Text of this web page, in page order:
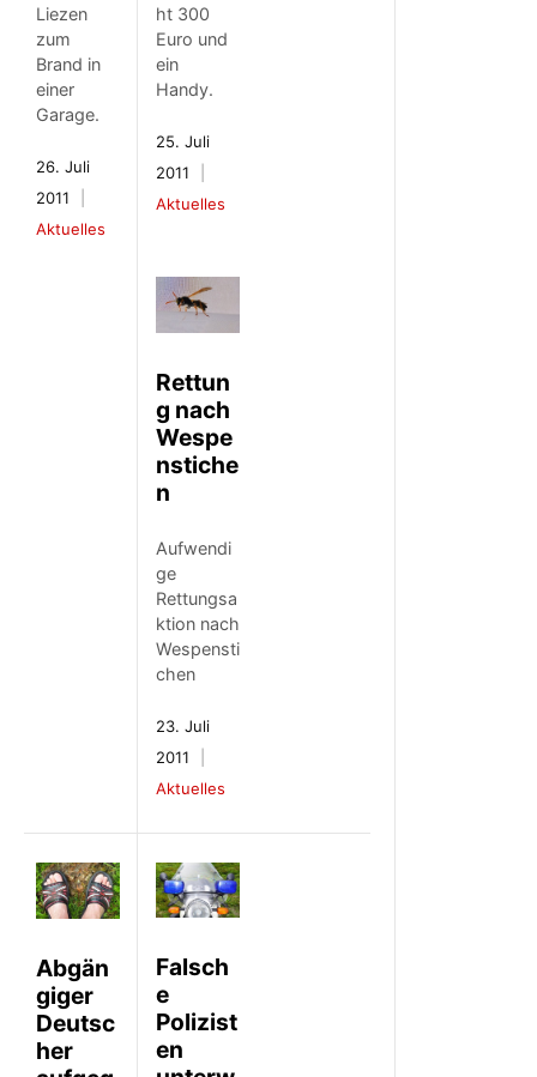
Liezen
zum
Brand in
einer
Garage.
26. Juli
2011
Aktuelles
ht 300
Euro und
ein
Handy.
25. Juli
2011
Aktuelles
Rettun
g nach
Wespe
nstiche
n
Aufwendi
ge
Rettungsa
ktion nach
Wespensti
chen
23. Juli
2011
Aktuelles
Abgän
giger
Deutsc
her
Falsch
e
Polizist
en